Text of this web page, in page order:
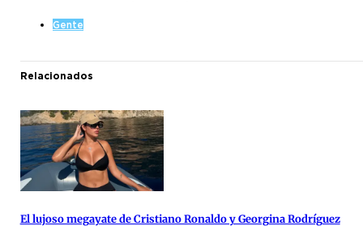
Gente
Relacionados
El lujoso megayate de Cristiano Ronaldo y Georgina Rodríguez